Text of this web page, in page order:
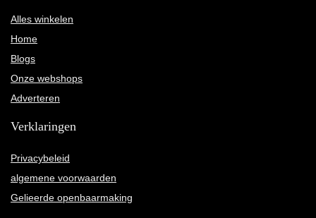
Alles winkelen
Home
Blogs
Onze webshops
Adverteren
Verklaringen
Privacybeleid
algemene voorwaarden
Gelieerde openbaarmaking